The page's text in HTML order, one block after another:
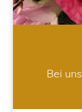
Bei